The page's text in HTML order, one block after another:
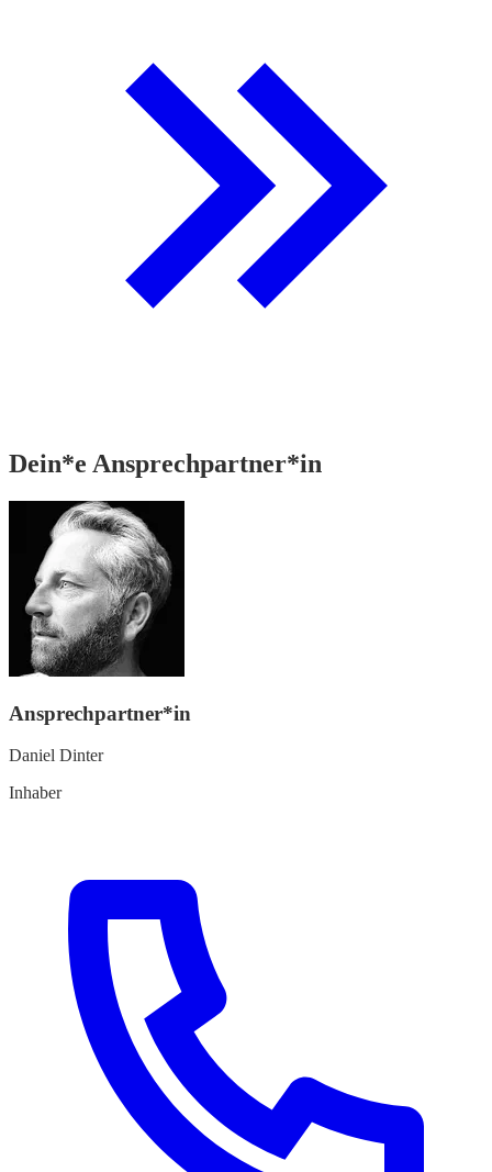
Dein*e Ansprechpartner*in
Ansprechpartner*in
Daniel Dinter
Inhaber